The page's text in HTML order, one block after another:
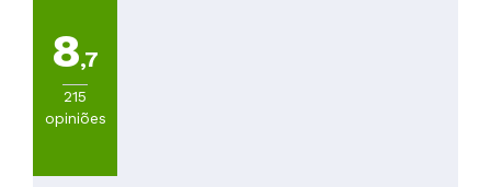
8,7
215
opiniões